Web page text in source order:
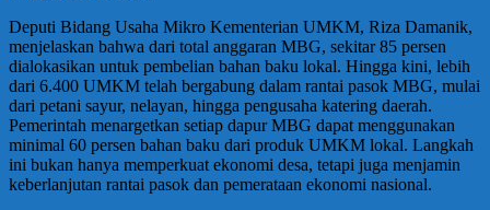
Deputi Bidang Usaha Mikro Kementerian UMKM, Riza Damanik,
menjelaskan bahwa dari total anggaran MBG, sekitar 85 persen
dialokasikan untuk pembelian bahan baku lokal. Hingga kini, lebih
dari 6.400 UMKM telah bergabung dalam rantai pasok MBG, mulai
dari petani sayur, nelayan, hingga pengusaha katering daerah.
Pemerintah menargetkan setiap dapur MBG dapat menggunakan
minimal 60 persen bahan baku dari produk UMKM lokal. Langkah
ini bukan hanya memperkuat ekonomi desa, tetapi juga menjamin
keberlanjutan rantai pasok dan pemerataan ekonomi nasional.